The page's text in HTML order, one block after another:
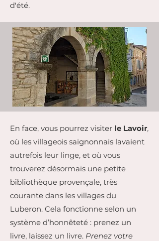
d'été.
En face, vous pourrez visiter le Lavoir,
où les villageois saignonnais lavaient
autrefois leur linge, et où vous
trouverez désormais une petite
bibliothèque provençale, très
courante dans les villages du
Luberon. Cela fonctionne selon un
système d’honnêteté : prenez un
livre, laissez un livre. Prenez votre